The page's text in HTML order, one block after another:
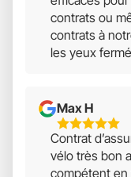
contrats ou
contrats à
les yeux
Max H
5
Étoiles
Sur
Contrat
vélo très bon
compétent en